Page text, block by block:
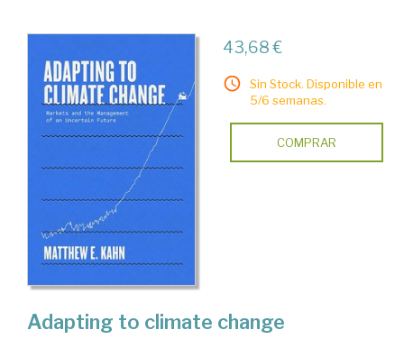
43,68 €
Sin Stock. Disponible en
5/6 semanas.
COMPRAR
Adapting to climate change